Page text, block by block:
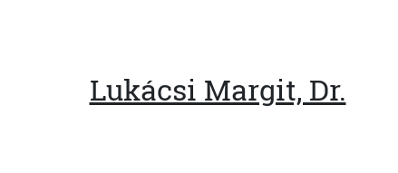
Lukácsi Margit, Dr.